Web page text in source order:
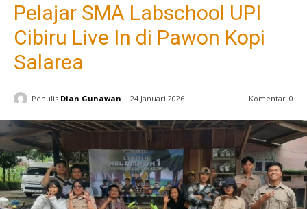
Pelajar SMA Labschool UPI
Cibiru Live In di Pawon Kopi
Salarea
Penulis Dian Gunawan 24 Januari 2026 Komentar 0